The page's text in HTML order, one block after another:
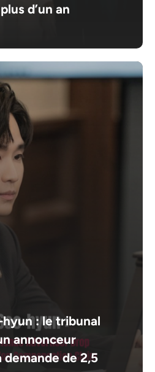
d’un an
: le tribunal
annonceur
demande de 2,5